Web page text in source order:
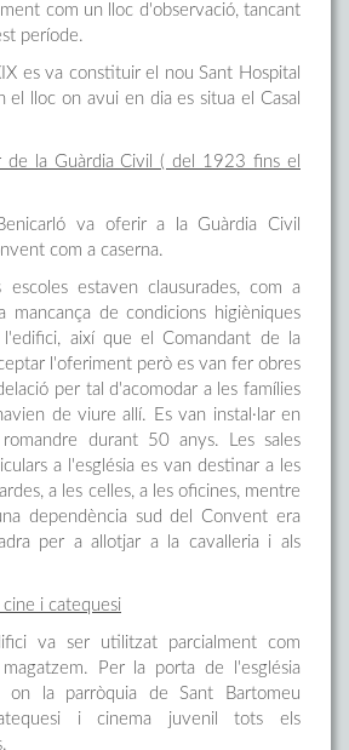
com un lloc d'observació, tancant
període.
es va constituir el nou Sant Hospital
el lloc on avui en dia es situa el Casal
de la Guàrdia Civil ( del 1923 fins el
va oferir a la Guàrdia Civil
com a caserna.
estaven clausurades, com a
mancança de condicions higièniques
així que el Comandant de la
l'oferiment però es van fer obres
per tal d'acomodar a les famílies
de viure allí. Es van instal·lar en
durant 50 anys. Les sales
a l'església es van destinar a les
a les celles, a les oficines, mentre
dependència sud del Convent era
per a allotjar a la cavalleria i als
i catequesi
va ser utilitzat parcialment com
Per la porta de l'església
on la parròquia de Sant Bartomeu
i cinema juvenil tots els